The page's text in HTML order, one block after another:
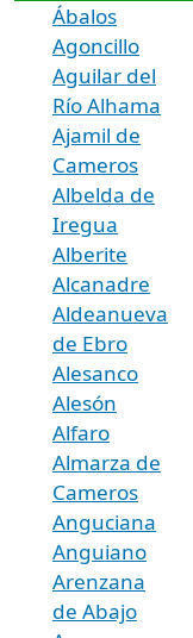
Ábalos
Agoncillo
Aguilar del
Río Alhama
Ajamil de
Cameros
Albelda de
Iregua
Alberite
Alcanadre
Aldeanueva
de Ebro
Alesanco
Alesón
Alfaro
Almarza de
Cameros
Anguciana
Anguiano
Arenzana
de Abajo